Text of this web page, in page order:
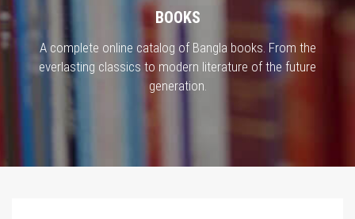
BOOKS
A complete online catalog of Bangla books. From the
everlasting classics to modern literature of the future
generation.